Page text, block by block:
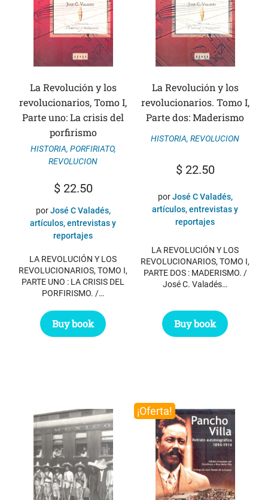
La Revolución y los
revolucionarios, Tomo I,
Parte uno: La crisis del
porfirismo
HISTORIA, PORFIRIATO,
REVOLUCION
$22.50
porJosé C Valadés,
artículos, entrevistas y
reportajes
LA REVOLUCIÓN Y LOS
REVOLUCIONARIOS, TOMO I,
PARTE UNO : LA CRISIS DEL
PORFIRISMO. /…
Buy book
La Revolución y los
revolucionarios. Tomo I,
Parte dos: Maderismo
HISTORIA, REVOLUCION
$22.50
porJosé C Valadés,
artículos, entrevistas y
reportajes
LA REVOLUCIÓN Y LOS
REVOLUCIONARIOS, TOMO I,
PARTE DOS : MADERISMO. /
José C. Valadés…
Buy book
¡Oferta!